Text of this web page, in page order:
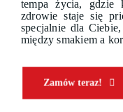
tempa życia, gdzie
zdrowie staje się
specjalnie dla
między smakiem a
Zamów teraz!